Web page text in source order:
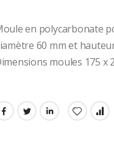
en polycarbonate
60 mm et
moules 175 x